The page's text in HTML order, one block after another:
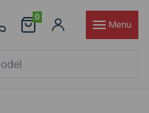
0
Menu